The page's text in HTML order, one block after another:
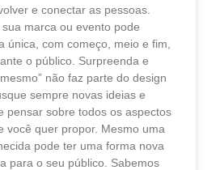
e conectar as pessoas.
marca ou evento pode
única, com começo, meio e fim,
o público. Surpreenda e
não faz parte do design
sempre novas ideias e
pensar sobre todos os aspectos
você quer propor. Mesmo uma
pode ter uma forma nova
para o seu público. Sabemos